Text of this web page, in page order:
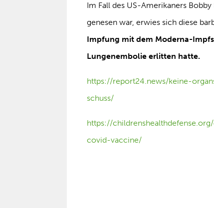
Im Fall des US-Amerikaners
genesen war, erwies sich diese
Impfung mit dem Moderna-
Lungenembolie erlitten hatte.
https://report24.news/keine-
schuss/
https://
covid-vaccine/